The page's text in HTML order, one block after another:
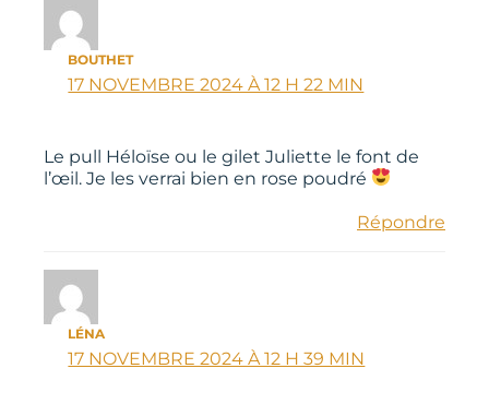
BOUTHET
17 NOVEMBRE 2024 À 12 H 22 MIN
Le pull Héloïse ou le gilet Juliette le font de
l’œil. Je les verrai bien en rose poudré
Répondre
LÉNA
17 NOVEMBRE 2024 À 12 H 39 MIN